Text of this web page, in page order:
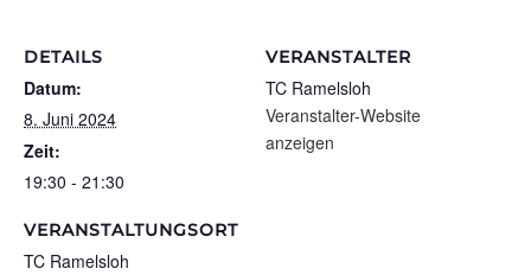
DETAILS
Datum:
8. Juni 2024
Zeit:
19:30 - 21:30
VERANSTALTUNGSORT
TC Ramelsloh
VERANSTALTER
TC Ramelsloh
Veranstalter-Website
anzeigen